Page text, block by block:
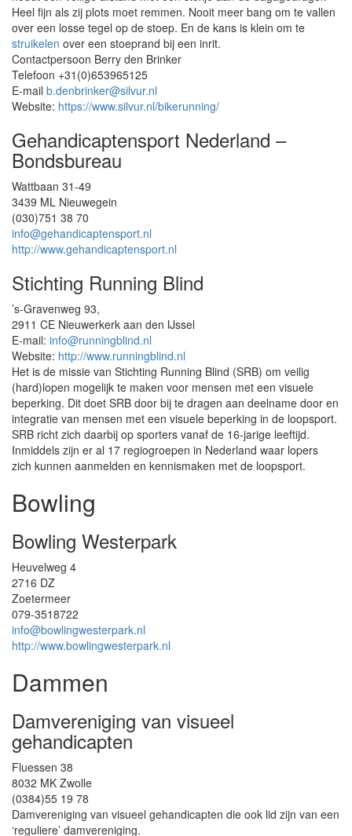
Heel fijn als zij plots moet remmen. Nooit meer bang om te vallen
over een losse tegel op de stoep. En de kans is klein om te
struikelen over een stoeprand bij een inrit.
Contactpersoon Berry den Brinker
Telefoon +31(0)653965125
E-mail b.denbrinker@silvur.nl
Website: https://www.silvur.nl/bikerunning/
Gehandicaptensport Nederland –
Bondsbureau
Wattbaan 31-49
3439 ML Nieuwegein
(030)751 38 70
info@gehandicaptensport.nl
http://www.gehandicaptensport.nl
Stichting Running Blind
’s-Gravenweg 93,
2911 CE Nieuwerkerk aan den IJssel
E-mail: info@runningblind.nl
Website: http://www.runningblind.nl
Het is de missie van Stichting Running Blind (SRB) om veilig
(hard)lopen mogelijk te maken voor mensen met een visuele
beperking. Dit doet SRB door bij te dragen aan deelname door en
integratie van mensen met een visuele beperking in de loopsport.
SRB richt zich daarbij op sporters vanaf de 16-jarige leeftijd.
Inmiddels zijn er al 17 regiogroepen in Nederland waar lopers
zich kunnen aanmelden en kennismaken met de loopsport.
Bowling
Bowling Westerpark
Heuvelweg 4
2716 DZ
Zoetermeer
079-3518722
info@bowlingwesterpark.nl
http://www.bowlingwesterpark.nl
Dammen
Damvereniging van visueel
gehandicapten
Fluessen 38
8032 MK Zwolle
(0384)55 19 78
Damvereniging van visueel gehandicapten die ook lid zijn van een
‘reguliere’ damvereniging.